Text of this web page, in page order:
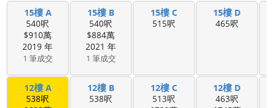
15樓 A
540呎
$910萬
2019 年
1 筆成交
15樓 B
540呎
$884萬
2021 年
1 筆成交
15樓 C
515呎
15樓 D
465呎
12樓 A
538呎
12樓 B
538呎
12樓 C
513呎
12樓 D
463呎